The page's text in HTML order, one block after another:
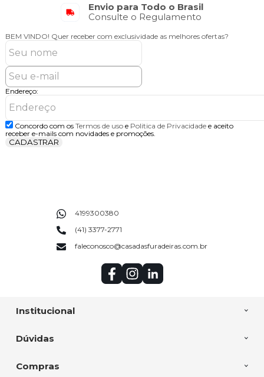
Envio para Todo o Brasil
Consulte o Regulamento
BEM VINDO! Quer receber com exclusividade as melhores ofertas?
Endereço:
Concordo com os Termos de usoe Politica de Privacidadee aceito
receber e-mails com novidades e promoções.
CADASTRAR
Institucional
Dúvidas
Compras
4199300380
(41) 3377-2771
faleconosco@casadasfuradeiras.com.br